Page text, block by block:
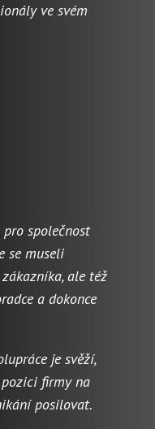
ve svém
společnost
se museli
ale též
a dokonce
je svěží,
firmy na
posilovat.